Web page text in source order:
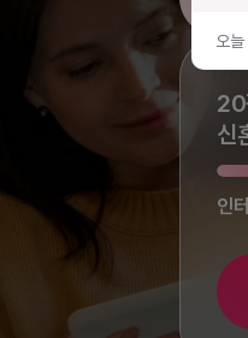
20
신
인
오늘